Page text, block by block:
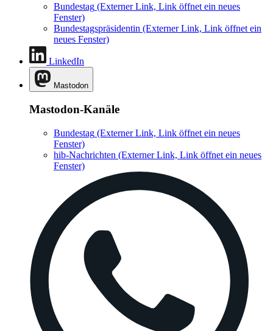
Bundestag (Externer Link, Link öffnet ein neues
Fenster)
Bundestagspräsidentin (Externer Link, Link öffnet ein
neues Fenster)
LinkedIn
Mastodon
Mastodon-Kanäle
Bundestag (Externer Link, Link öffnet ein neues
Fenster)
hib-Nachrichten (Externer Link, Link öffnet ein neues
Fenster)